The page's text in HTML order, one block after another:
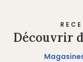
Découvrir